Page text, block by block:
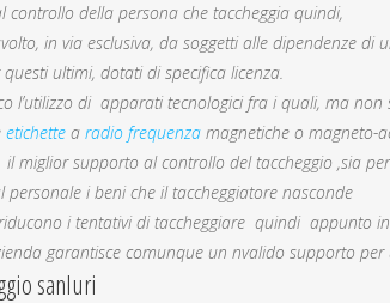
controllo della persona che taccheggia quindi,
in via esclusiva, da soggetti alle dipendenze di
ultimi, dotati di specifica licenza.
l’utilizzo di apparati tecnologici fra i quali, ma non
etichette a radio frequenza magnetiche o magneto-
miglior supporto al controllo del taccheggio ,sia
personale i beni che il taccheggiatore nasconde
i tentativi di taccheggiare quindi appunto
garantisce comunque un nvalido supporto per
sanluri